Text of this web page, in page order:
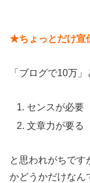
★ちょっとだけ宣
「ブログで10万」
センスが必要
文章力が要る
と思われがちです
かどうかだけなん